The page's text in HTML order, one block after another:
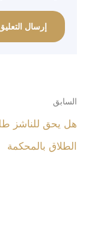
السابق
هل يحق للناشز
الطلاق بالمحكمة